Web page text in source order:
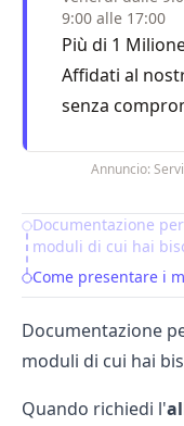
9:00 alle 17:00
Più di 1
Affidati al
senza
Annuncio:
Table of Contents
Documentazione
moduli di cui hai
Come presentare i
Documentazione
moduli di cui hai
Quando richiedi l'